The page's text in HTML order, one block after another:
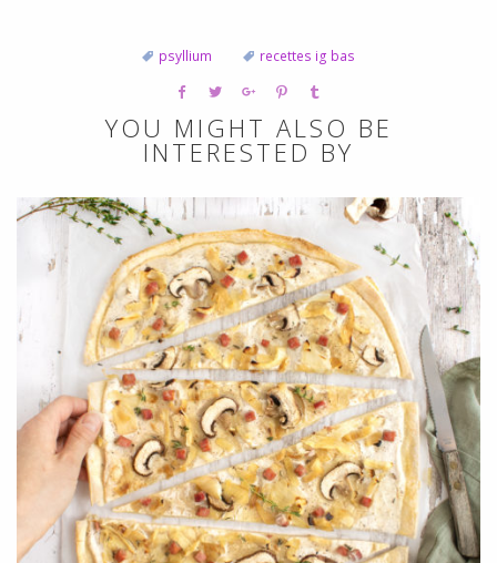
psyllium recettes ig bas
YOU MIGHT ALSO BE
INTERESTED BY